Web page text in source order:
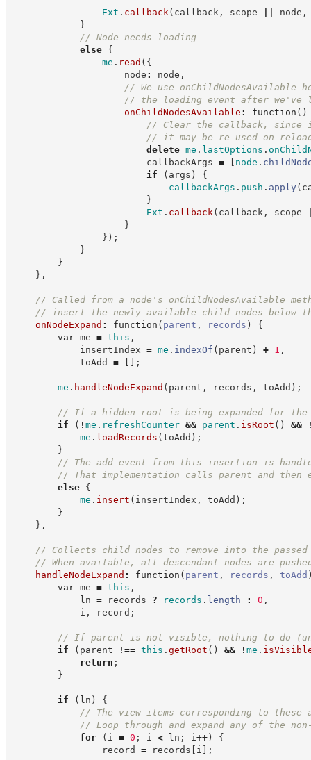
Ext . callback ( callback , scope node ,
}
// Node needs loading
else
{
me . read ( {
node : node ,
// We use onChildNodesAvailable
// the loading event after we've
onChildNodesAvailable : function ( )
// Clear the callback, since
// it may be re-used on
delete me . lastOptions .
callbackArgs = [ node .
if
( args )
{
callbackArgs . push . apply (
}
Ext . callback ( callback , scope
}
} ) ;
}
}
} ,
// Called from a node's onChildNodesAvailable
// insert the newly available child nodes below
onNodeExpand : function ( parent , records )
{
var me = this ,
insertIndex = me . indexOf ( parent ) + 1 ,
toAdd = [ ] ;
me . handleNodeExpand ( parent , records , toAdd ) ;
// If a hidden root is being expanded for
if
( ! me . refreshCounter && parent . isRoot ( ) &&
me . loadRecords (toAdd ) ;
}
// The add event from this insertion is
// That implementation calls parent and
else
{
me . insert ( insertIndex , toAdd ) ;
}
} ,
// Collects child nodes to remove into the passed
// When available, all descendant nodes are
handleNodeExpand : function ( parent , records , toAdd
var me = this ,
ln = records ? records . length : 0 ,
i , record ;
// If parent is not visible, nothing to do
if
( parent !== this . getRoot ( ) && ! me .
return ;
}
if ( ln )
{
// The view items corresponding to these
// Loop through and expand any of the
for
( i = 0 ; i < ln ; i ++)
{
record = records [ i ] ;